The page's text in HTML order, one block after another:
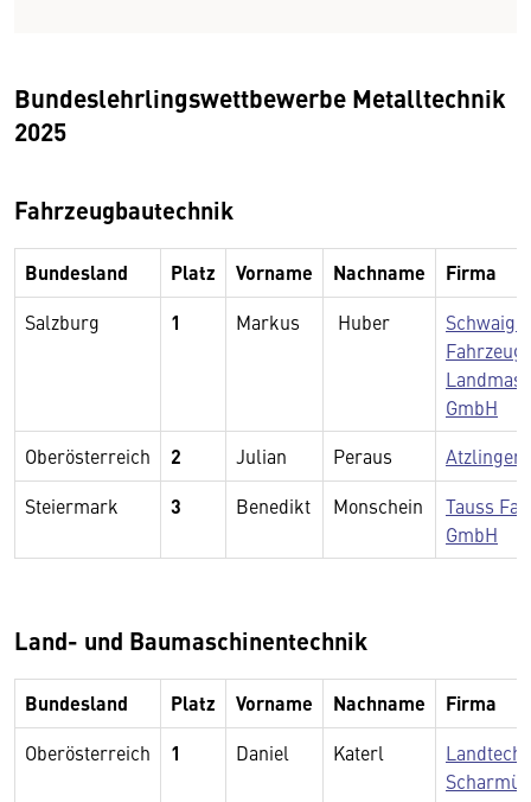
Bundeslehrlingswettbewerbe Metalltechnik
2025
Fahrzeugbautechnik
Bundesland Platz Vorname Nachname Firma
Salzburg 1 Markus Huber
GmbH
Oberösterreich
2 Julian Peraus
Atzlinger
Steiermark
3 Benedikt Monschein
Tauss
GmbH
Land- und Baumaschinentechnik
Bundesland Platz Vorname Nachname Firma
Oberösterreich 1 Daniel Katerl